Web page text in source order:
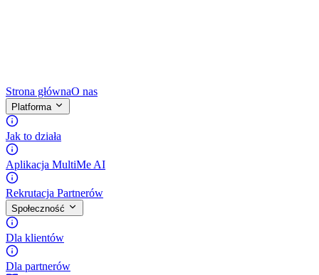
Strona głównaO nas
Platforma
Jak to działa
Aplikacja MultiMe AI
Rekrutacja Partnerów
Społeczność
Dla klientów
Dla partnerów